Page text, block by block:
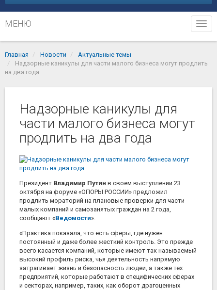
МЕНЮ
Главная Новости
Актуальные темы
Надзорные каникулы для части малого бизнеса могут продлить
на два года
Надзорные каникулы для
части малого бизнеса могут
продлить на два года
Президент Владимир Путин в своем выступлении 23
октября на форуме «ОПОРЫ РОССИИ» предложил
продлить мораторий на плановые проверки для части
малых компаний и самозанятых граждан на 2 года,
сообщают «Ведомости».
«Практика показала, что есть сферы, где нужен
постоянный и даже более жесткий контроль. Это прежде
всего касается компаний, которые имеют так называемый
высокий профиль риска, чья деятельность напрямую
затрагивает жизнь и безопасность людей, а также тех
предприятий, которые работают в специфических сферах
и секторах, например, таких, как оборот драгоценных